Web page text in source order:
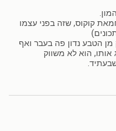
קוקוס, שזה בפני עצמו
הטבע נדון פה בעבר ואף
אותו, הוא לא משווק
שבעתיד.